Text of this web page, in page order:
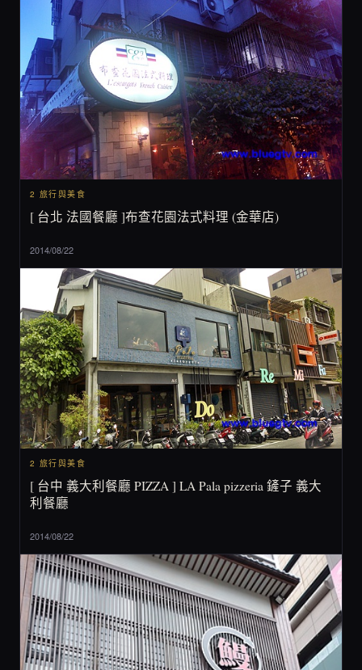
2 旅行與美食
[ 台北 法國餐廳 ]布查花園法式料理 (金華店)
2014/08/22
2 旅行與美食
[ 台中 義大利餐廳 PIZZA ] LA Pala pizzeria 鏟子 義大
利餐廳
2014/08/22